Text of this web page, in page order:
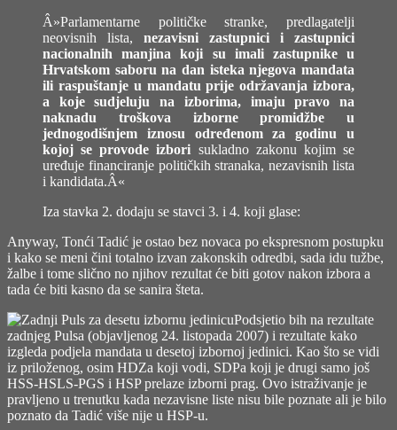
Â»Parlamentarne političke stranke, predlagatelji
neovisnih lista, nezavisni zastupnici i zastupnici
nacionalnih manjina koji su imali zastupnike u
Hrvatskom saboru na dan isteka njegova mandata
ili raspuštanje u mandatu prije održavanja izbora,
a koje sudjeluju na izborima, imaju pravo na
naknadu troškova izborne promidžbe u
jednogodišnjem iznosu određenom za godinu u
kojoj se provode izbori sukladno zakonu kojim se
uređuje financiranje političkih stranaka, nezavisnih lista
i kandidata.Â«
Iza stavka 2. dodaju se stavci 3. i 4. koji glase:
Anyway, Tonći Tadić je ostao bez novaca po ekspresnom postupku
i kako se meni čini totalno izvan zakonskih odredbi, sada idu tužbe,
žalbe i tome slično no njihov rezultat će biti gotov nakon izbora a
tada će biti kasno da se sanira šteta.
Podsjetio bih na rezultate
zadnjeg Pulsa (objavljenog 24. listopada 2007) i rezultate kako
izgleda podjela mandata u desetoj izbornoj jedinici. Kao što se vidi
iz priloženog, osim HDZa koji vodi, SDPa koji je drugi samo još
HSS-HSLS-PGS i HSP prelaze izborni prag. Ovo istraživanje je
pravljeno u trenutku kada nezavisne liste nisu bile poznate ali je bilo
poznato da Tadić više nije u HSP-u.